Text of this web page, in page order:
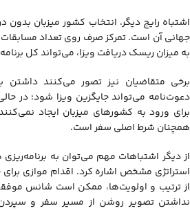
اشتباه رایج دیگر، انتخاب کشور میزبان بدون
جهانی آن است. تمرکز صرف روی تعداد
به میزان ریسک دریافت ویزا، می‌تواند کل
برخی متقاضیان نیز تصور می‌کنند داشتن
دعوت‌نامه می‌تواند جایگزین ویزا شود؛ در
برای ورود به کشورهای میزبان ایجاد
همچنان شرط اصلی سفر است.
از دیگر اشتباهات مهم می‌توان به
استراتژی مشخص اشاره کرد. اقدام موازی
از ترتیب و اولویت‌ها، ممکن است شانس
نداشتن تصویر روشن از مسیر سفر و